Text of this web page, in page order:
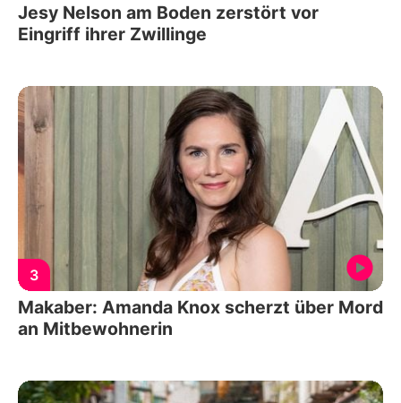
Jesy Nelson am Boden zerstört vor
Eingriff ihrer Zwillinge
3
Makaber: Amanda Knox scherzt über Mord
an Mitbewohnerin